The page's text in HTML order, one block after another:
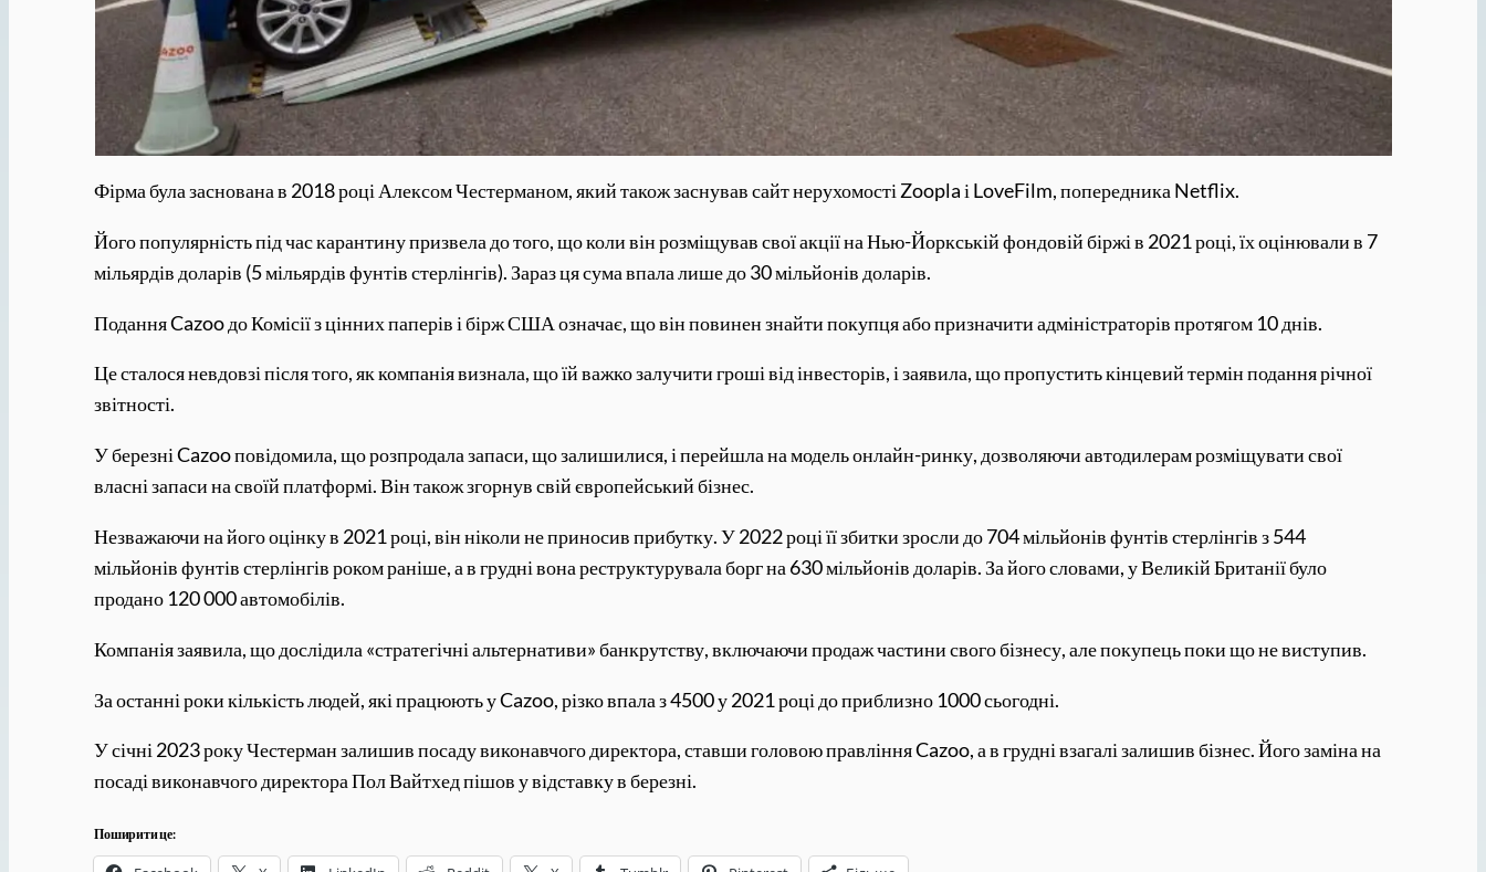
Фірма була заснована в 2018 році Алексом Честерманом, який також заснував сайт нерухомості Zoopla і LoveFilm, попередника Netflix.
Його популярність під час карантину призвела до того, що коли він розміщував свої акції на Нью-Йоркській фондовій біржі в 2021 році, їх оцінювали в 7
мільярдів доларів (5 мільярдів фунтів стерлінгів). Зараз ця сума впала лише до 30 мільйонів доларів.
Подання Cazoo до Комісії з цінних паперів і бірж США означає, що він повинен знайти покупця або призначити адміністраторів протягом 10 днів.
Це сталося невдовзі після того, як компанія визнала, що їй важко залучити гроші від інвесторів, і заявила, що пропустить кінцевий термін подання річної
звітності.
У березні Cazoo повідомила, що розпродала запаси, що залишилися, і перейшла на модель онлайн-ринку, дозволяючи автодилерам розміщувати свої
власні запаси на своїй платформі. Він також згорнув свій європейський бізнес.
Незважаючи на його оцінку в 2021 році, він ніколи не приносив прибутку. У 2022 році її збитки зросли до 704 мільйонів фунтів стерлінгів з 544
мільйонів фунтів стерлінгів роком раніше, а в грудні вона реструктурувала борг на 630 мільйонів доларів. За його словами, у Великій Британії було
продано 120 000 автомобілів.
Компанія заявила, що дослідила «стратегічні альтернативи» банкрутству, включаючи продаж частини свого бізнесу, але покупець поки що не виступив.
За останні роки кількість людей, які працюють у Cazoo, різко впала з 4500 у 2021 році до приблизно 1000 сьогодні.
У січні 2023 року Честерман залишив посаду виконавчого директора, ставши головою правління Cazoo, а в грудні взагалі залишив бізнес. Його заміна на
посаді виконавчого директора Пол Вайтхед пішов у відставку в березні.
Поширити це: